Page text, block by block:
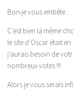
Bon je vous embête…
C’est bien la même
le site d’Oscar était
j’aurais besoin de
nombreux votes !!!
Alors je vous serais